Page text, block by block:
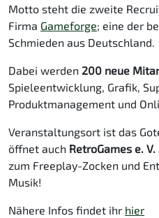
Motto steht die zweite
Firma Gameforge; eine der
Schmieden aus Deutschland.
Dabei werden 200 neue
Spieleentwicklung, Grafik,
Produktmanagement und
Veranstaltungsort ist das
öffnet auch RetroGames e. V.
zum Freeplay-Zocken und
Musik!
Nähere Infos findet ihr hier